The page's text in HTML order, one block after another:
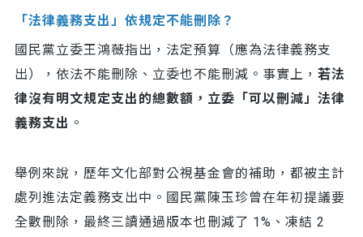
「法律義務支出」依規定不能刪除？
國民黨立委王鴻薇指出，法定預算（應為法律義務支
出），依法不能刪除、立委也不能刪減。事實上， 若法
律沒有明文規定支出的總數額，立委「可以刪減」法律
義務支出 。
舉例來說，歷年文化部對公視基金會的補助，都被主計
處列進法定義務支出中。國民黨陳玉珍曾在年初提議要
全數刪除，最終三讀通過版本也刪減了 1%、凍結 2